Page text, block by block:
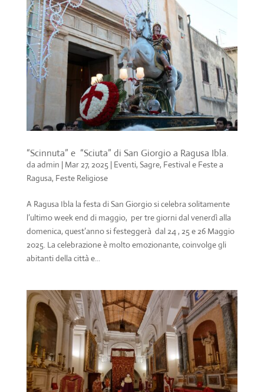
“Scinnuta” e “Sciuta” di San Giorgio a Ragusa Ibla.
da admin | Mar 27, 2025| Eventi, Sagre, Festival e Feste a
Ragusa, Feste Religiose
A Ragusa Ibla la festa di San Giorgio si celebra solitamente
l’ultimo week end di maggio, per tre giorni dal venerdì alla
domenica, quest’anno si festeggerà dal 24 , 25 e 26 Maggio
2025. La celebrazione è molto emozionante, coinvolge gli
abitanti della città e...